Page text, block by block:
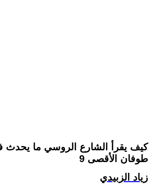
كيف يقرأ الشارع الروسي ما يحدث
طوفان الأقصى 9
زياد الزبيدي